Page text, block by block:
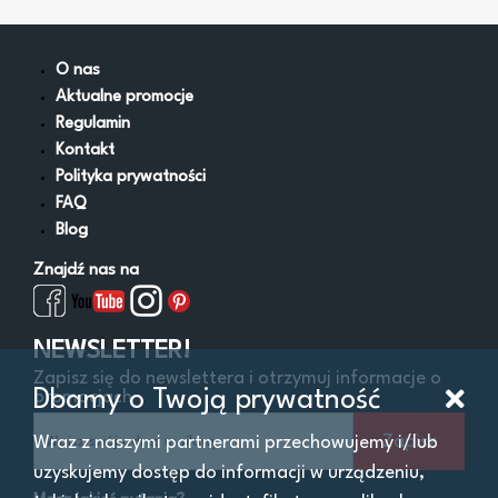
Napełniacze do oleju
Obsługa AdBlue
Pistolety do paliw i oleju
Pompy do oleju
Pompy do paliw
Pozostałe
Smarownice
Zestawy naprawcze gniazd korków oleju
Zlewarki
Filtry
O nas
Aktualne promocje
Regulamin
Kontakt
Polityka prywatności
FAQ
Blog
Znajdź nas na
NEWSLETTER!
Zapisz się do newslettera i otrzymuj informacje o
promocjach
Zapisz
Dbamy o Twoją prywatność
Wraz z naszymi partnerami przechowujemy i/lub
uzyskujemy dostęp do informacji w urządzeniu,